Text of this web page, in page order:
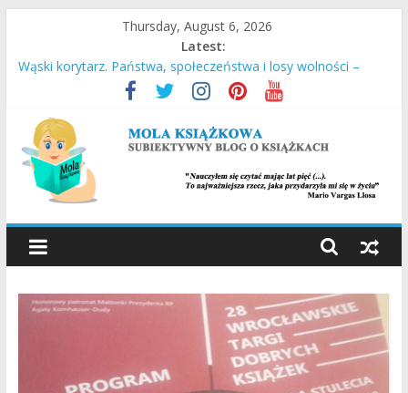
content
Thursday, August 6, 2026
Latest:
Wąski korytarz. Państwa, społeczeństwa i losy wolności –
Daron Acemoglu, James A. Robinson
Stara Słaboniowa i spiekładuchy – Joanna Łańcucka
Ucieczka z Sobiboru – Thomas Toivi Blatt
Empuzjon – Olga Tokarczuk
Miasto w chmurach – Antony Doerr
MOLA
KSIĄŻKOWA
SUBIEKTYWNY
KSIĄŻKACH